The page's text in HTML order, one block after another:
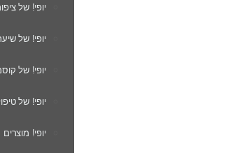
יופי! של
יופי! של
יופי! של
יופי! של
יופי!